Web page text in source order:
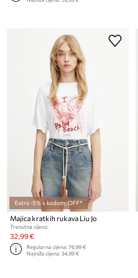
Extra -5% s kodom: OFF*
Majica kratkih rukava Liu Jo
Trenutna cijena:
32,99 €
Regularna cijena:76,99 €
Najniža cijena:34,99 €